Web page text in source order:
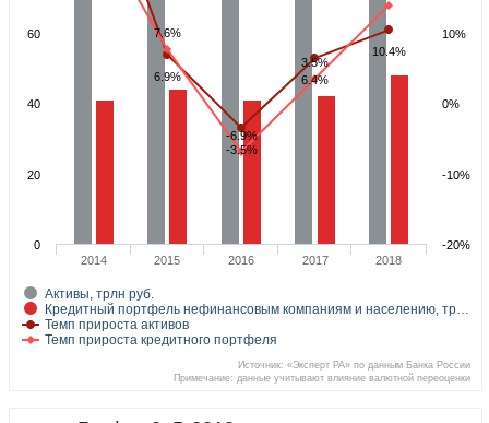
6.9%
-3.5%
6.4%
10.4%
7.6%
-6.9%
3.5%
Активы, трлн руб.
Кредитный портфель нефинансовым компаниям и населению, тр…
Темп прироста активов
Темп прироста кредитного портфеля
2014 2015 2016 2017 2018
-20%
-10%
0%
10%
0
20
40
60
Источник: «Эксперт РА» по данным Банка России
Примечание: данные учитывают влияние валютной переоценки